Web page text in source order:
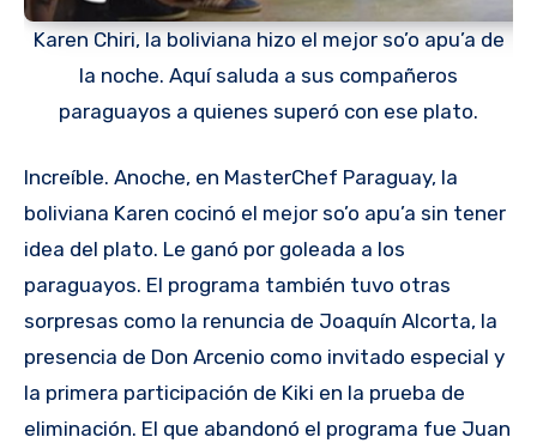
Karen Chiri, la boliviana hizo el mejor so’o apu’a de
la noche. Aquí saluda a sus compañeros
paraguayos a quienes superó con ese plato.
Increíble. Anoche, en MasterChef Paraguay, la
boliviana Karen cocinó el mejor so’o apu’a sin tener
idea del plato. Le ganó por goleada a los
paraguayos. El programa también tuvo otras
sorpresas como la renuncia de Joaquín Alcorta, la
presencia de Don Arcenio como invitado especial y
la primera participación de Kiki en la prueba de
eliminación. El que abandonó el programa fue Juan